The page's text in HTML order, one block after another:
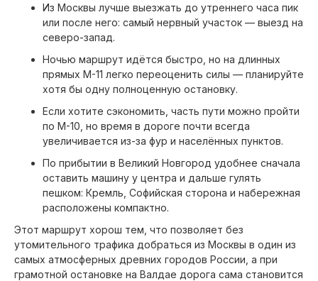
Из Москвы лучше выезжать до утреннего часа пик
или после него: самый нервный участок — выезд на
северо-запад.
Ночью маршрут идётся быстро, но на длинных
прямых М-11 легко переоценить силы — планируйте
хотя бы одну полноценную остановку.
Если хотите сэкономить, часть пути можно пройти
по М-10, но время в дороге почти всегда
увеличивается из-за фур и населённых пунктов.
По прибытии в Великий Новгород удобнее сначала
оставить машину у центра и дальше гулять
пешком: Кремль, Софийская сторона и набережная
расположены компактно.
Этот маршрут хорош тем, что позволяет без
утомительного трафика добраться из Москвы в один из
самых атмосферных древних городов России, а при
грамотной остановке на Валдае дорога сама становится